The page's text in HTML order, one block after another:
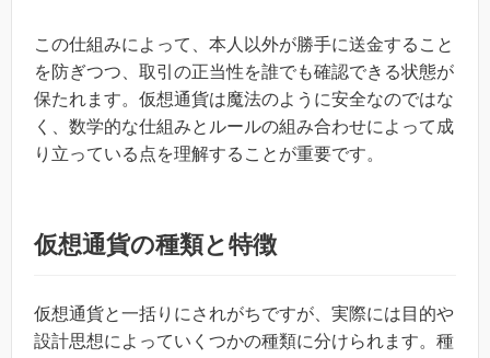
この仕組みによって、本人以外が勝手に送金すること
を防ぎつつ、取引の正当性を誰でも確認できる状態が
保たれます。仮想通貨は魔法のように安全なのではな
く、数学的な仕組みとルールの組み合わせによって成
り立っている点を理解することが重要です。
仮想通貨の種類と特徴
仮想通貨と一括りにされがちですが、実際には目的や
設計思想によっていくつかの種類に分けられます。種